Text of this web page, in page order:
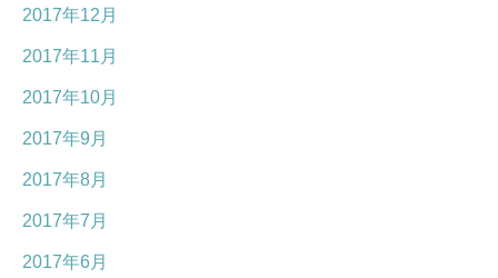
2017年12月
2017年11月
2017年10月
2017年9月
2017年8月
2017年7月
2017年6月